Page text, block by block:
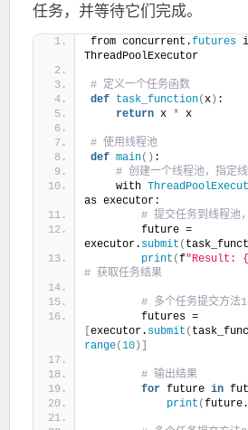
任务，并等待它们完成。
from concurrent.futures
ThreadPoolExecutor
# 定义一个任务函数
def task_function(x ) :
return x * x
# 使用线程池
def main() :
# 创建一个线程池，指定
    with
as executor:
# 提交任务到线程
        future =
executor. submit (
print (f"Result:
# 获取任务结果
# 多个任务提交方
executor. submit (
range(10 )]
# 输出结果
for future in
print (future.